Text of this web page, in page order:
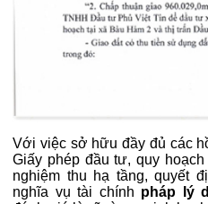
Với việc sở hữu đầy đủ các
Giấy phép đầu tư, quy
nghiệm thu hạ tầng, quyết
nghĩa vụ tài chính pháp lý